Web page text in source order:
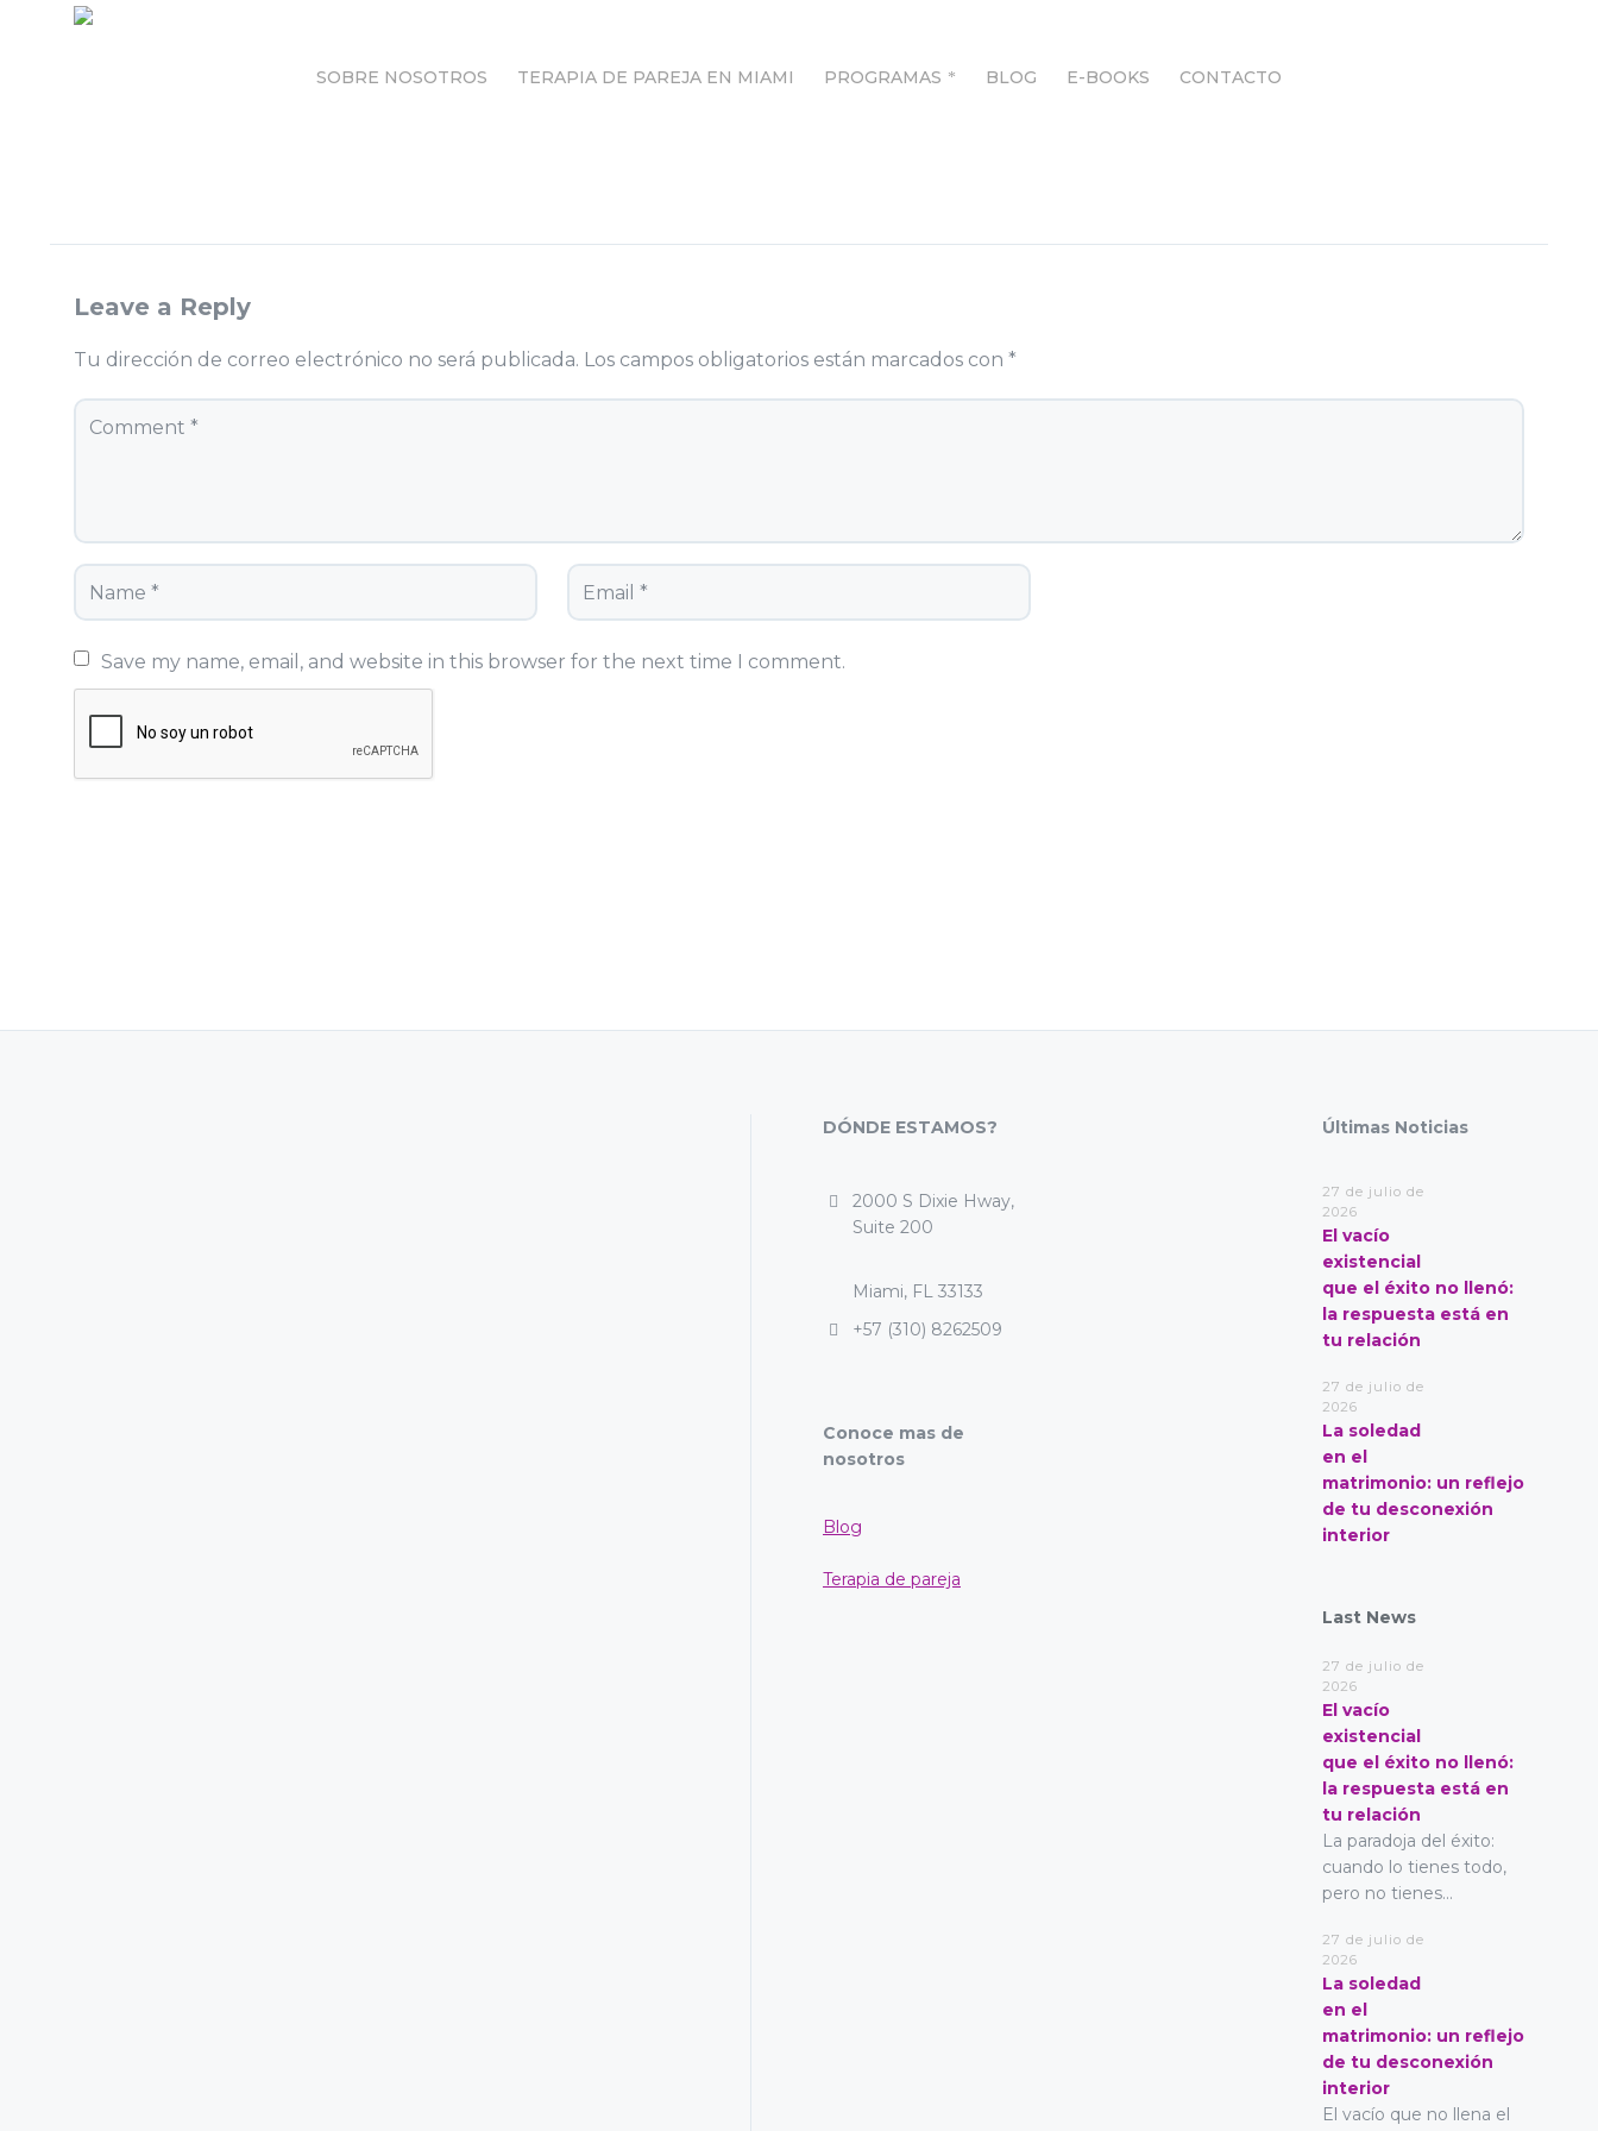
SOBRE NOSOTROS TERAPIA DE PAREJA EN MIAMI PROGRAMAS BLOG E-BOOKS CONTACTO
Leave a Reply
Tu dirección de correo electrónico no será publicada. Los campos obligatorios están marcados con *
Save my name, email, and website in this browser for the next time I comment.
DÓNDE ESTAMOS?
2000 S Dixie Hway,
Suite 200
Miami, FL 33133
+57 (310) 8262509
Conoce mas de
nosotros
Blog
Terapia de pareja
Últimas Noticias
27 de julio de
2026
El vacío
existencial
que el éxito no llenó:
la respuesta está en
tu relación
27 de julio de
2026
La soledad
en el
matrimonio: un reflejo
de tu desconexión
interior
Last News
27 de julio de
2026
El vacío
existencial
que el éxito no llenó:
la respuesta está en
tu relación
La paradoja del éxito:
cuando lo tienes todo,
pero no tienes...
27 de julio de
2026
La soledad
en el
matrimonio: un reflejo
de tu desconexión
interior
El vacío que no llena el